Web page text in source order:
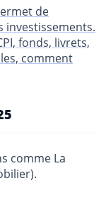
de
investissements.
fonds, livrets,
comment
comme La